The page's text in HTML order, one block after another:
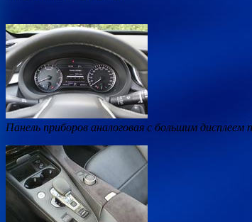
Панель приборов аналоговая с большим дисплеем